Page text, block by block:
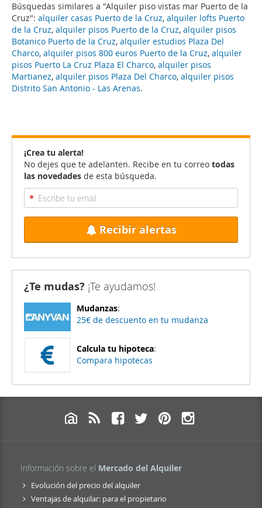
Búsquedas similares a "Alquiler piso vistas mar Puerto de la
Cruz": alquiler casas Puerto de la Cruz, alquiler lofts Puerto
de la Cruz, alquiler pisos Puerto de la Cruz, alquiler pisos
Botanico Puerto de la Cruz, alquiler estudios Plaza Del
Charco, alquiler pisos 800 euros Puerto de la Cruz, alquiler
pisos Puerto La Cruz Plaza El Charco, alquiler pisos
Martianez, alquiler pisos Plaza Del Charco, alquiler pisos
Distrito San Antonio - Las Arenas.
¡Crea tu alerta!
No dejes que te adelanten. Recibe en tu correo todas
las novedades de esta búsqueda.
Recibir alertas
¿Te mudas? ¡Te ayudamos!
Mudanzas:
25€ de descuento en tu mudanza
Calcula tu hipoteca:
Compara hipotecas
Información sobre el Mercado del Alquiler
Evolución del precio del alquiler
Ventajas de alquilar: para el propietario